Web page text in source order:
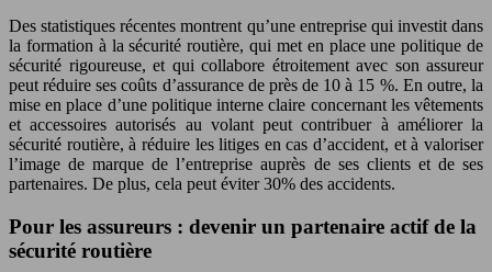
Des statistiques récentes montrent qu’une entreprise qui investit dans
la formation à la sécurité routière, qui met en place une politique de
sécurité rigoureuse, et qui collabore étroitement avec son assureur
peut réduire ses coûts d’assurance de près de 10 à 15 %. En outre, la
mise en place d’une politique interne claire concernant les vêtements
et accessoires autorisés au volant peut contribuer à améliorer la
sécurité routière, à réduire les litiges en cas d’accident, et à valoriser
l’image de marque de l’entreprise auprès de ses clients et de ses
partenaires. De plus, cela peut éviter 30% des accidents.
Pour les assureurs : devenir un partenaire actif de la
sécurité routière